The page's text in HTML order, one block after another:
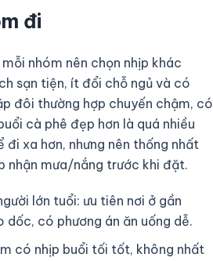
đi
nhóm nên chọn nhịp khác
sạn tiện, ít đổi chỗ ngủ và có
đôi thường hợp chuyến chậm, có
cà phê đẹp hơn là quá nhiều
xa hơn, nhưng nên thống nhất
nhận mưa/nắng trước khi đặt.
lớn tuổi: ưu tiên nơi ở gần
có phương án ăn uống dễ.
có nhịp buổi tối tốt, không nhất